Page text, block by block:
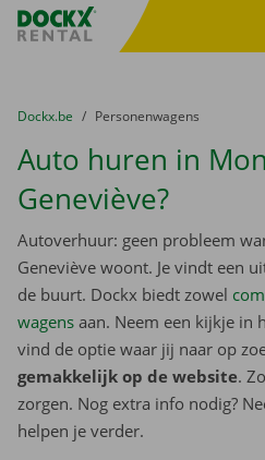
Fratello DEMO
U bevindt zich hier:
van
Dockx.be naar
Personenwagens
Auto huren in
Geneviève?
Autoverhuur: geen probleem
Geneviève woont. Je vindt een
de buurt. Dockx biedt zowel
wagens aan. Neem een kijkje in
vind de optie waar jij naar op
gemakkelijk op de website.
zorgen. Nog extra info nodig?
helpen je verder.